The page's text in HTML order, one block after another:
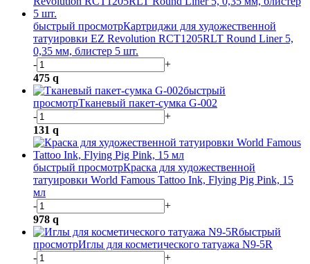
быстрый просмотрКартриджи для художественной
татуировки EZ Revolution RCT1205RLT Round Liner 5,
0,35 мм, блистер 5 шт.
-
+
475 q
быстрый
просмотрТканевый пакет-сумка G-002
-
+
131 q
быстрый просмотрКраска для художественной
татуировки World Famous Tattoo Ink, Flying Pig Pink, 15
мл
-
+
978 q
быстрый
просмотрИглы для косметического татуажа N9-5R
-
+